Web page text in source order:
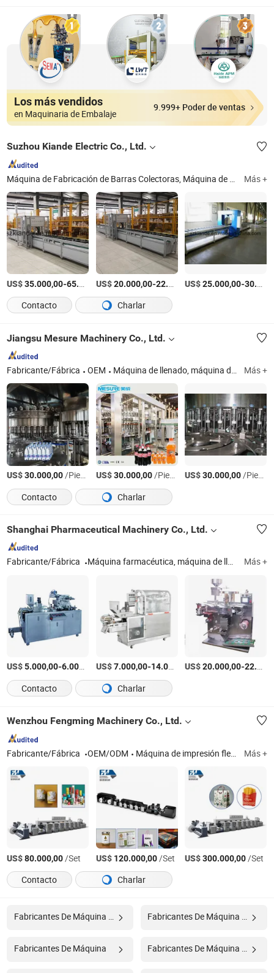
Los más vendidos
en Maquinaria de Embalaje
9.999+ Poder de ventas
Suzhou Kiande Electric Co., Ltd.
Máquina de Fabricación de Barras Colectoras, Máquina de Ensamblaje de Barras Colectoras, Máquina de Inspección de Barras Colectoras, Máquina de Remachado de Barras Colectoras, Línea de Fabricación de Conductos de Barras Colectoras, Máquina de Embalaje de Barras Colectoras, Máquina de Perforación de Barras Colectoras, Junta de Barras Colectoras, Aislante de Barras Colectoras, Unidad de Derivación de Barras Colectoras Más +
US$35.000,00-65.000,00 /Set
US$20.000,00-22.000,00 /Set
US$25.000,00-30.000,00
Contacto Charlar
Jiangsu Mesure Machinery Co., Ltd.
Fabricante/Fábrica OEM Máquina de llenado, máquina de bebidas, línea de embotellado de jugo/agua gaseosa, sistema de tratamiento de agua, máquina de moldeo por soplado Más +
US$30.000,00/Pieza US$30.000,00/Pieza US$30.000,00/Pieza
Contacto
Charlar
Shanghai Pharmaceutical Machinery Co., Ltd.
Fabricante/Fábrica Máquina farmacéutica, máquina de llenado de cápsulas totalmente automática, máquina de empaquetado en blíster, prensa de tabletas, máquina asistente, máquina de cápsulas, destilación de agua de múltiples efectos Más +
US$5.000,00-6.000,00 /Set
US$7.000,00-14.000,00 /Set
US$20.000,00-22.000,00
Contacto Charlar
Wenzhou Fengming Machinery Co., Ltd.
Fabricante/Fábrica OEM/ODM Máquina de impresión flexográfica tipo pétalo, máquina de impresión flexográfica tipo manga, máquina de recubrimiento no plástico Más +
US$80.000,00/Set US$ 120.000,00/Set US$300.000,00/Set
Contacto
Charlar
Fabricantes De Máquina